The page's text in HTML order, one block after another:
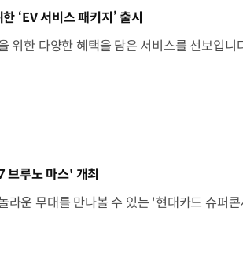
‘EV 서비스 패키지’ 출시
브루노 마스' 개최